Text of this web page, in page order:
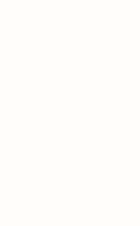
twarzowych
dziennej
w zakresie zadłużenia